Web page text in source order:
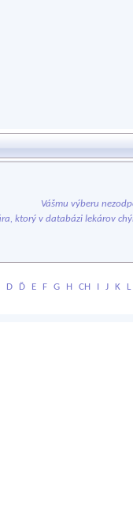
Vášmu výberu
ktorý v databázi lekárov
D Ď E F G H CH I J K L